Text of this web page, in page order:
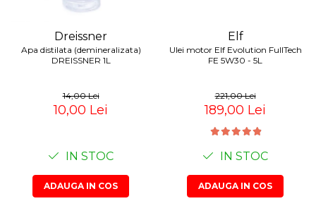
Dreissner
Apa distilata (demineralizata)
DREISSNER 1L
14,00 Lei
10,00 Lei
IN STOC
ADAUGA IN COS
Elf
Ulei motor Elf Evolution FullTech
FE 5W30 - 5L
221,00 Lei
189,00 Lei
IN STOC
ADAUGA IN COS